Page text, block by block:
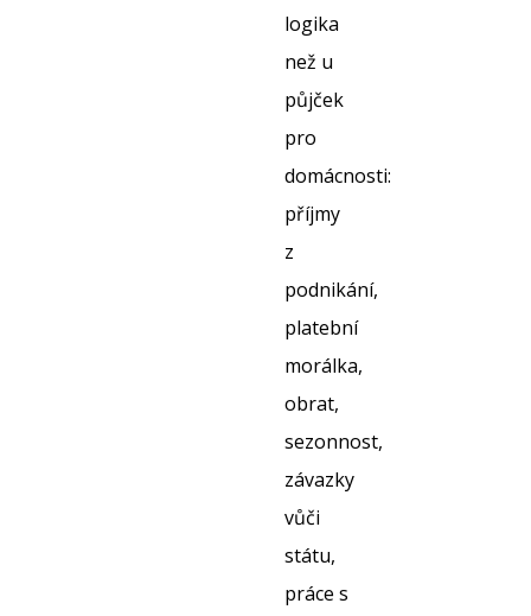
logika
než u
půjček
pro
domácnosti:
příjmy
z
podnikání,
platební
morálka,
obrat,
sezonnost,
závazky
vůči
státu,
práce s